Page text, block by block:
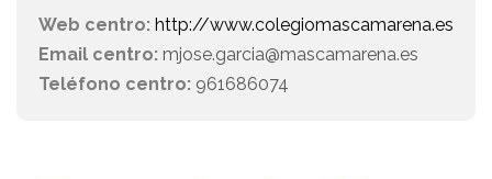
Web centro: http://www.colegiomascamarena.es
Email centro: mjose.garcia@mascamarena.es
Teléfono centro: 961686074